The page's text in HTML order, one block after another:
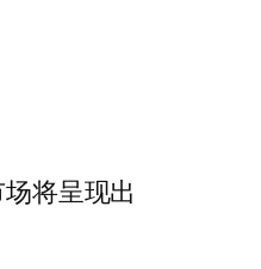
将呈现出